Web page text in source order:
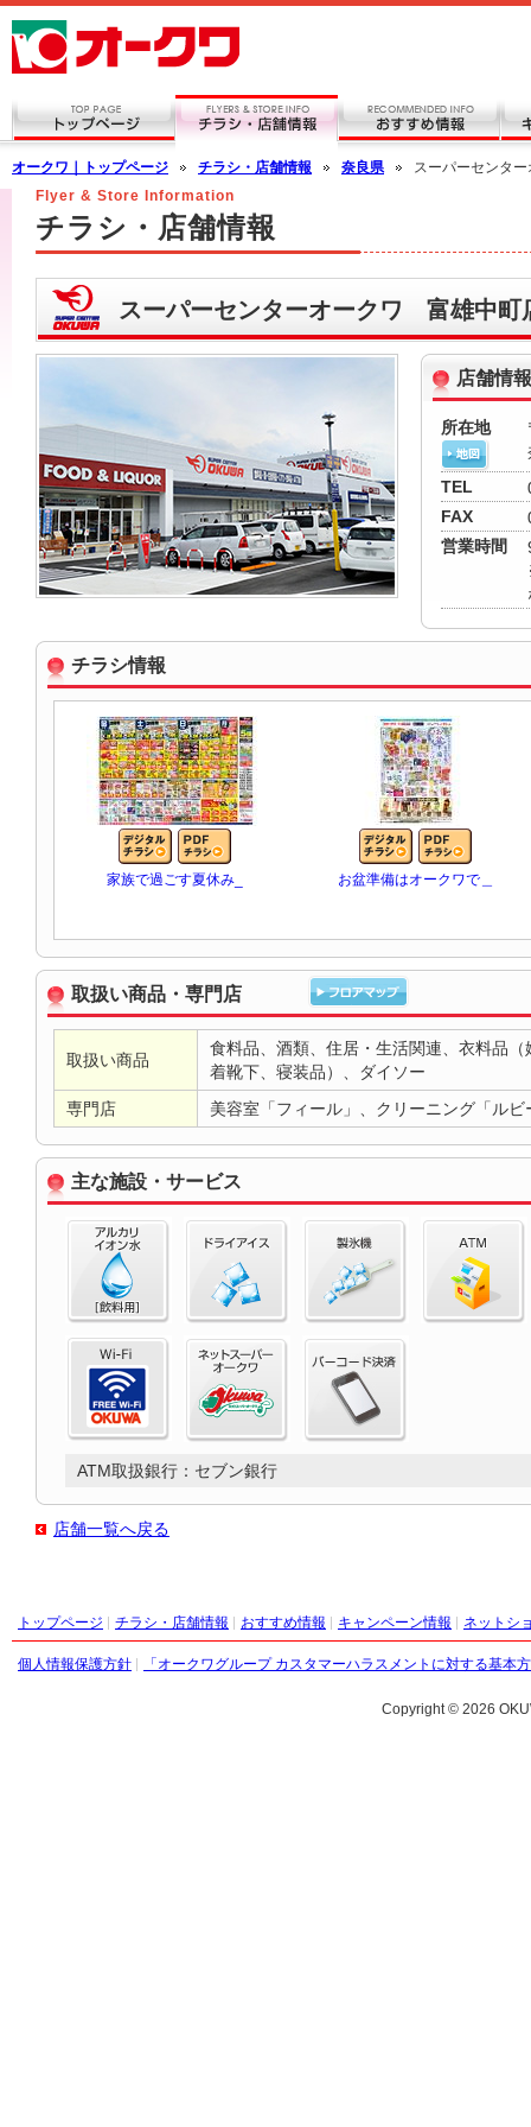
オークワ｜トップページ チラシ・店舗情報 奈良県
スーパーセンタ
Flyer & Store Information
チラシ・店舗情報
スーパーセンターオークワ 富雄中町
店舗情報
所在地
TEL
FAX
営業時間
チラシ情報
家族で過ごす夏休み_ お盆準備はオークワで＿
取扱い商品・専門店
取扱い商品
食料品、酒類、住居・生活関連、衣料品
着靴下、寝装品）、ダイソー
専門店
美容室「フィール」、クリーニング「ルビ
主な施設・サービス
ATM取扱銀行：セブン銀行
店舗一覧へ戻る
トップページ チラシ・店舗情報 おすすめ情報 キャンペーン情報 ネットシ
個人情報保護方針 「オークワグループ カスタマーハラスメントに対する基本
Copyright © 2026